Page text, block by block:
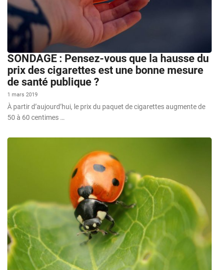
SONDAGE : Pensez-vous que la hausse du
prix des cigarettes est une bonne mesure
de santé publique ?
1 mars 2019
À partir d’aujourd’hui, le prix du paquet de cigarettes augmente de
50 à 60 centimes …